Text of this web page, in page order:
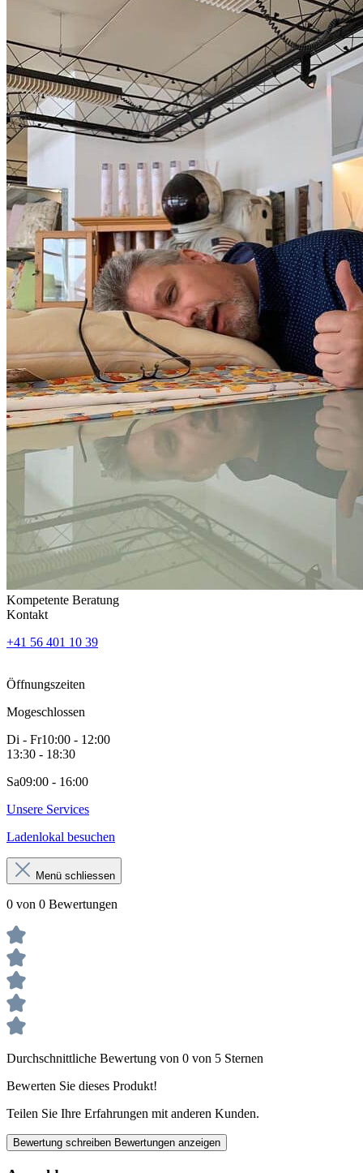
Kompetente Beratung
Kontakt
+41 56 401 10 39
Öffnungszeiten
Mogeschlossen
Di - Fr10:00 - 12:00
13:30 - 18:30
Sa09:00 - 16:00
Unsere Services
Ladenlokal besuchen
Menü schliessen
0 von 0 Bewertungen
Durchschnittliche Bewertung von 0 von 5 Sternen
Bewerten Sie dieses Produkt!
Teilen Sie Ihre Erfahrungen mit anderen Kunden.
Bewertung schreiben Bewertungen anzeigen